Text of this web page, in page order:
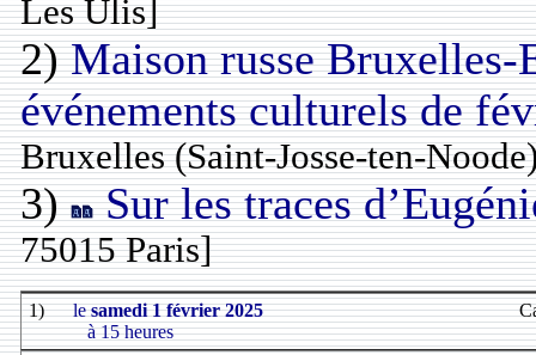
Les Ulis]
2)Maison russe Bruxelles-
événements culturels de
Bruxelles (Saint-Josse-ten-
3) Sur les traces
75015 Paris]
1) lesamedi 1 février 2025
à 15 heures